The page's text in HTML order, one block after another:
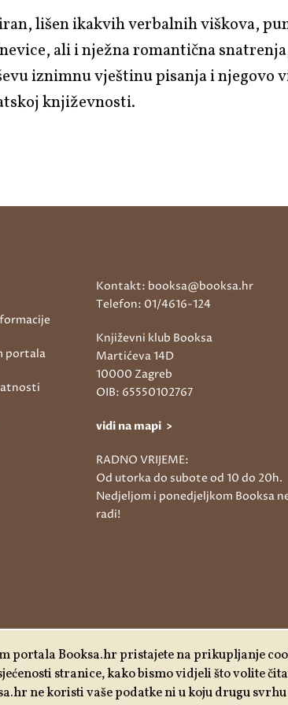
lišen ikakvih verbalnih viškova,
ali i nježna romantična
iznimnu vještinu pisanja i njegovo
književnosti.
portala
Kontakt: booksa@booksa.hr
Telefon: 01/4616-124
Književni klub Booksa
Martićeva 14D
10000 Zagreb
OIB: 65550102767
vidi na mapi >
RADNO VRIJEME:
Od utorka do subote od 10 do 20h.
Nedjeljom i ponedjeljkom Booksa
radi!
portala Booksa.hr pristajete na prikupljanje
stranice, kako bismo vidjeli što volite
ne koristi vaše podatke ni u koju drugu svrhu